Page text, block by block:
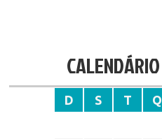
CALENDÁRIO
D S T Q